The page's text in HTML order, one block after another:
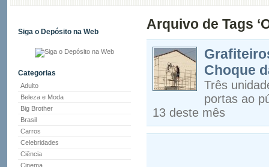
Siga o Depósito na Web
Categorias
Adulto
Beleza e Moda
Big Brother
Brasil
Carros
Celebridades
Ciência
Cinema
Arquivo de Tags
Choque
Três
portas ao
13 deste mês